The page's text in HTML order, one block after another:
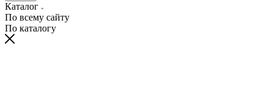
Каталог
По всему сайту
По каталогу